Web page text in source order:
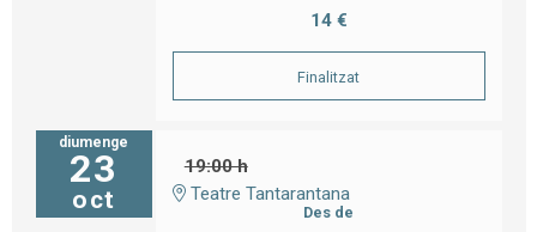
14 €
Finalitzat
diumenge
23
oct
19:00 h
Teatre Tantarantana
Des de